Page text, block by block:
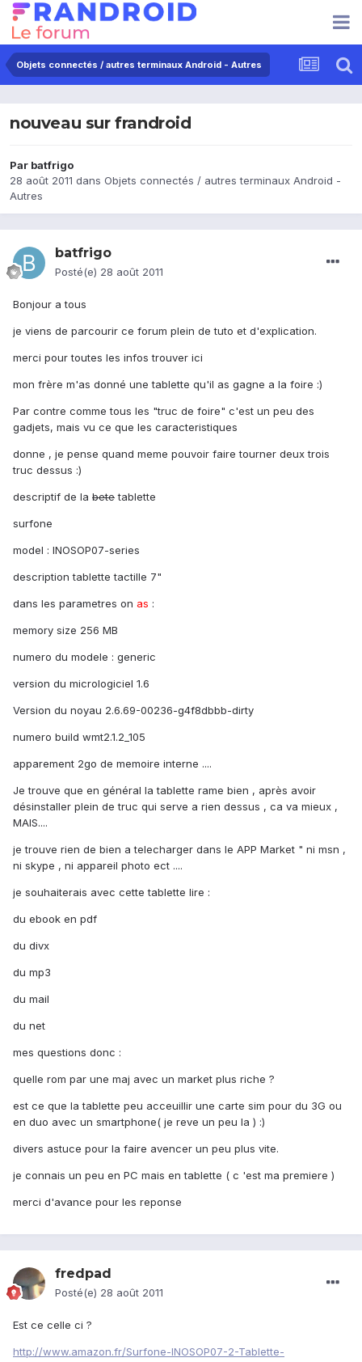
Objets connectés / autres terminaux Android - Autres
nouveau sur frandroid
Par batfrigo
28 août 2011 dans Objets connectés / autres terminaux Android -
Autres
batfrigo
Posté(e) 28 août 2011
Bonjour a tous
je viens de parcourir ce forum plein de tuto et d'explication.
merci pour toutes les infos trouver ici
mon frère m'as donné une tablette qu'il as gagne a la foire :)
Par contre comme tous les "truc de foire" c'est un peu des
gadjets, mais vu ce que les caracteristiques
donne , je pense quand meme pouvoir faire tourner deux trois
truc dessus :)
descriptif de la betetablette
surfone
model : INOSOP07-series
description tablette tactille 7"
dans les parametres on as :
memory size 256 MB
numero du modele : generic
version du micrologiciel 1.6
Version du noyau 2.6.69-00236-g4f8dbbb-dirty
numero build wmt2.1.2_105
apparement 2go de memoire interne ....
Je trouve que en général la tablette rame bien , après avoir
désinstaller plein de truc qui serve a rien dessus , ca va mieux ,
MAIS....
je trouve rien de bien a telecharger dans le APP Market " ni msn ,
ni skype , ni appareil photo ect ....
je souhaiterais avec cette tablette lire :
du ebook en pdf
du divx
du mp3
du mail
du net
mes questions donc :
quelle rom par une maj avec un market plus riche ?
est ce que la tablette peu acceuillir une carte sim pour du 3G ou
en duo avec un smartphone( je reve un peu la ) :)
divers astuce pour la faire avencer un peu plus vite.
je connais un peu en PC mais en tablette ( c 'est ma premiere )
merci d'avance pour les reponse
fredpad
Posté(e) 28 août 2011
Est ce celle ci ?
http://www.amazon.fr/Surfone-INOSOP07-2-Tablette-